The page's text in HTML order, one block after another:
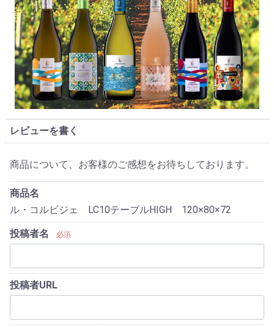
レビューを書く
商品について、お客様のご感想をお待ちしております。
商品名
ル・コルビジェ LC10テーブルHIGH 120×80×72
投稿者名 必須
投稿者URL